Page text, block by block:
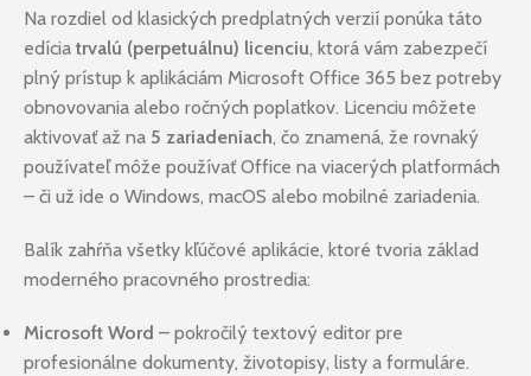
Na rozdiel od klasických predplatných verzií ponúka táto
edícia trvalú (perpetuálnu) licenciu, ktorá vám zabezpečí
plný prístup k aplikáciám Microsoft Office 365 bez potreby
obnovovania alebo ročných poplatkov. Licenciu môžete
aktivovať až na 5 zariadeniach, čo znamená, že rovnaký
používateľ môže používať Office na viacerých platformách
– či už ide o Windows, macOS alebo mobilné zariadenia.
Balík zahŕňa všetky kľúčové aplikácie, ktoré tvoria základ
moderného pracovného prostredia:
Microsoft Word – pokročilý textový editor pre
profesionálne dokumenty, životopisy, listy a formuláre.